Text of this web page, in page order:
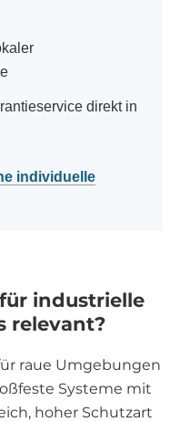
direkt in
individuelle
industrielle
relevant?
raue Umgebungen
Systeme mit
hoher Schutzart